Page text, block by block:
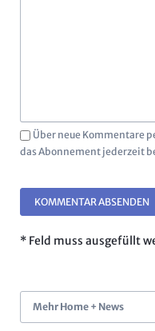
Über neue Kommentare
das Abonnement jederzeit
KOMMENTAR ABSENDEN
* Feld muss ausgefüllt
Mehr Home + News